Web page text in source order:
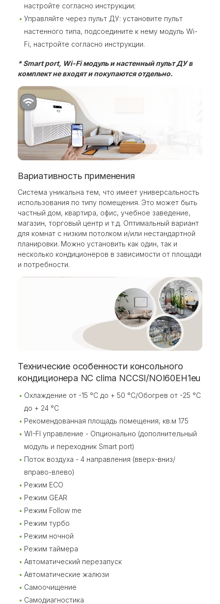
настройте согласно инструкции;
Управляйте через пульт ДУ: установите пульт
настенного типа, подсоедините к нему модуль Wi-
Fi, настройте согласно инструкции.
* Smart port, Wi-Fi модуль и настенный пульт ДУ в
комплект не входят и покупаются отдельно.
Вариативность применения
Система уникальна тем, что имеет универсальность
использования по типу помещения. Это может быть
частный дом, квартира, офис, учебное заведение,
магазин, торговый центр и т.д. Оптимальный вариант
для комнат с низким потолком и/или нестандартной
планировки. Можно установить как один, так и
несколько кондиционеров в зависимости от площади
и потребности.
Технические особенности консольного
кондиционера NC clima NCCSI/NOI60EH1eu
Охлаждение от -15 °C до + 50 °C/Обогрев от -25 °C
до + 24 °C
Рекомендованная площадь помещения, кв.м 175
WI-FI управление - Опционально (дополнительный
модуль и переходник Smart port)
Поток воздуха - 4 направления (вверх-вниз/
вправо-влево)
Режим ECO
Режим GEAR
Режим Follow me
Режим турбо
Режим ночной
Режим таймера
Автоматический перезапуск
Автоматические жалюзи
Самоочищение
Самодиагностика